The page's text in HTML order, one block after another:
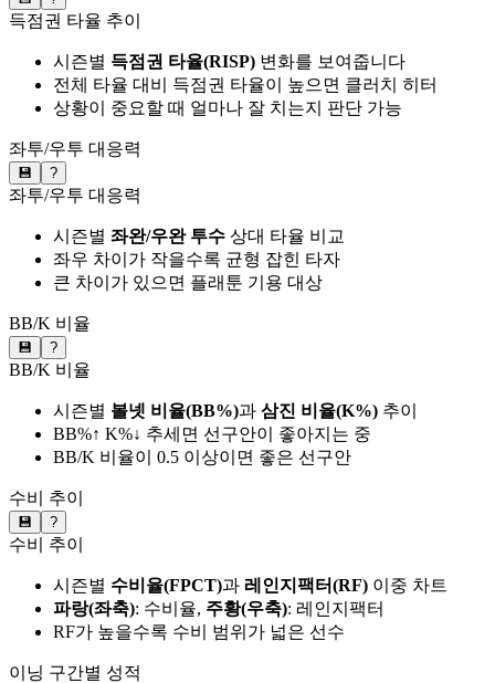
득점권 타율 추이
시즌별 득점권 타율(RISP) 변화를 보여줍니다
전체 타율 대비 득점권 타율이 높으면 클러치 히터
상황이 중요할 때 얼마나 잘 치는지 판단 가능
좌투/우투 대응력
💾 ?
좌투/우투 대응력
시즌별 좌완/우완 투수 상대 타율 비교
좌우 차이가 작을수록 균형 잡힌 타자
큰 차이가 있으면 플래툰 기용 대상
BB/K 비율
💾 ?
BB/K 비율
시즌별 볼넷 비율(BB%)과 삼진 비율(K%) 추이
BB%↑ K%↓ 추세면 선구안이 좋아지는 중
BB/K 비율이 0.5 이상이면 좋은 선구안
수비 추이
💾 ?
수비 추이
시즌별 수비율(FPCT)과 레인지팩터(RF) 이중 차트
파랑(좌축): 수비율, 주황(우축): 레인지팩터
RF가 높을수록 수비 범위가 넓은 선수
이닝 구간별 성적